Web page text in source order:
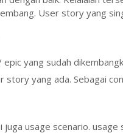
User story yang
yang sudah
yang ada. Sebagai
usage scenario. usage